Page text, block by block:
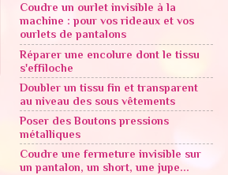
Coudre un ourlet invisible à la
machine : pour vos rideaux et vos
ourlets de pantalons
Réparer une encolure dont le tissu
s'effiloche
Doubler un tissu fin et transparent
au niveau des sous vêtements
Poser des Boutons pressions
métalliques
Coudre une fermeture invisible sur
un pantalon, un short, une jupe...